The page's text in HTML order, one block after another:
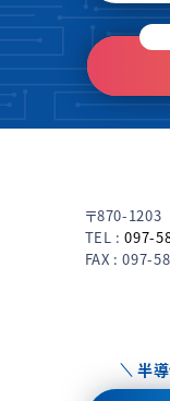
〒870-
TEL :097-
FAX : 097-
半